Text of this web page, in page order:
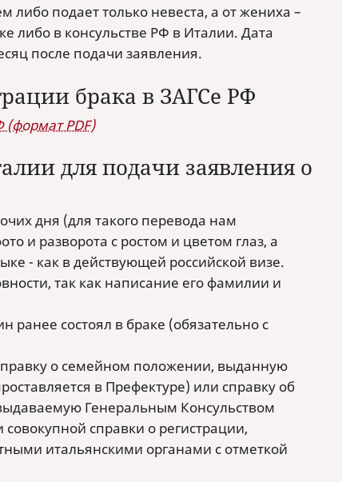
подает только невеста, а от жениха –
либо в консульстве РФ в Италии. Дата
после подачи заявления.
брака в ЗАГСе РФ
(формат PDF)
для подачи заявления о
дня (для такого перевода нам
и разворота с ростом и цветом глаз, а
- как в действующей российской визе.
так как написание его фамилии и
состоял в браке (обязательно с
о семейном положении, выданную
в Префектуре) или справку об
Генеральным Консульством
справки о регистрации,
итальянскими органами с отметкой